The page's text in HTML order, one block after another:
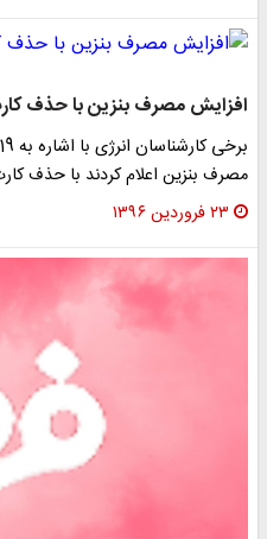
افزایش مصرف بنزین با حذف
مصرف بنزین اعلام کردند با حذف
۲۳ فروردین ۱۳۹۶